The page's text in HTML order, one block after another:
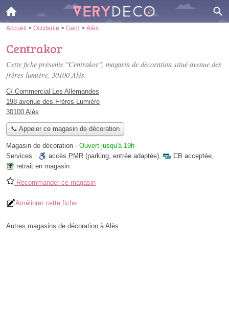
Accueil > Occitanie > Gard > Alès
Centrakor
Cette fiche présente "Centrakor", magasin de décoration situé avenue des
frères lumière, 30100 Alès.
C/ Commercial Les Allemandes
198 avenue des Frères Lumière
30100 Alès
📞 Appeler ce magasin de décoration
Magasin de décoration - Ouvert jusqu'à 19h
Services :
accès PMR (parking, entrée adaptée), CB acceptée,
retrait en magasin
Recommander ce magasin
Améliorer cette fiche
Autres magasins de décoration à Alès